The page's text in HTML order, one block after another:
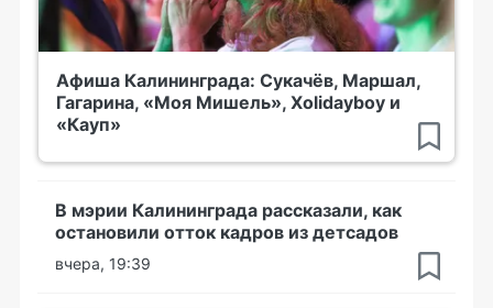
Афиша Калининграда: Сукачёв, Маршал,
Гагарина, «Моя Мишель», Xolidayboy и
«Кауп»
В мэрии Калининграда рассказали, как
остановили отток кадров из детсадов
вчера, 19:39